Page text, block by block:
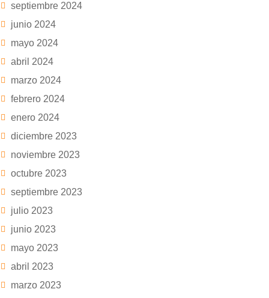
septiembre 2024
junio 2024
mayo 2024
abril 2024
marzo 2024
febrero 2024
enero 2024
diciembre 2023
noviembre 2023
octubre 2023
septiembre 2023
julio 2023
junio 2023
mayo 2023
abril 2023
marzo 2023